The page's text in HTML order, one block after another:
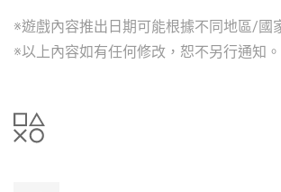
※遊戲內容推出日期可能根據不同地區/國
※以上內容如有任何修改，恕不另行通知。